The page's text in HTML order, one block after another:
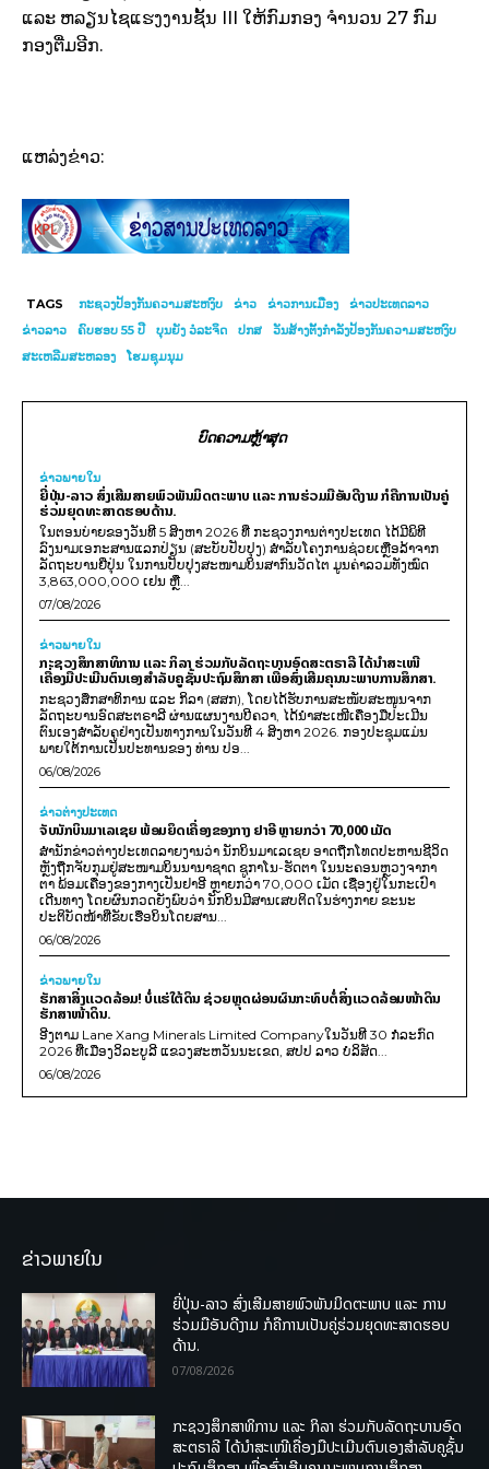
ແລະ ຫລຽນໄຊແຮງງານຊັ້ນ III ​ ໃຫ້ກົມກອງ ຈໍານວນ 27 ກົມ
ກອງຕື່ມອີກ.
ແຫລ່ງຂ່າວ:
TAGS ກະຊວງປ້ອງກັນຄວາມສະຫງົບ ຂ່າວ ຂ່າວການເມືອງ
ຂ່າວປະເທດລາວ
ຂ່າວລາວ
ຄົບຮອບ 55 ປີ ບຸນຍັງ ວໍລະຈິດ ປກສ
ວັນສ້າງຕັ້ງກຳລັງປ້ອງກັນຄວາມສະຫງົບ
ສະເຫລີມສະຫລອງ
ໂຮມຊຸມນຸມ
ບົດຄວາມຫຼ້າສຸດ
ຂ່າວພາຍ​ໃນ
ຍີ່ປຸ່ນ-ລາວ ສົ່ງເສີມສາຍພົວພັນມິດຕະພາບ ແລະ ການຮ່ວມມືອັນດີງາມ ກໍຄືການເປັນຄູ່
ຮ່ວມຍຸດທະສາດຮອບດ້ານ.
ໃນຕອນບ່າຍຂອງວັນທີ 5 ສິງຫາ 2026 ທີ່ ກະຊວງການຕ່າງປະເທດ ໄດ້ມີພິທີ
ລົງນາມເອກະສານແລກປ່ຽນ (ສະບັບປັບປຸງ) ສໍາລັບໂຄງການຊ່ວຍເຫຼືອລ້າຈາກ
ລັດຖະບານຍີ່ປຸ່ນ ໃນການປັບປຸງສະໜາມບິນສາກົນວັດໄຕ ມູນຄ່າລວມທັງໝົດ
3,863,000,000 ເຢນ ຫຼື...
07/08/2026
ຂ່າວພາຍ​ໃນ
ກະຊວງສຶກສາທິການ ແລະ ກິລາ ຮ່ວມກັບລັດຖະບານອົດສະຕຣາລີ ໄດ້ນຳສະເໜີ
ເຄື່ອງມືປະເມີນຕົນເອງສຳລັບຄູຊັ້ນປະຖົມສຶກສາ ເພື່ອສົ່ງເສີມຄຸນນະພາບການສຶກສາ.
ກະຊວງສຶກສາທິການ ແລະ ກິລາ (ສສກ), ໂດຍໄດ້ຮັບການສະໜັບສະໜູນຈາກ
ລັດຖະບານອົດສະຕຣາລີ ຜ່ານແຜນງານບີຄວາ, ໄດ້ນຳສະເໜີເຄື່ອງມືປະເມີນ
ຕົນເອງສຳລັບຄູຢ່າງເປັນທາງການໃນວັນທີ 4 ສິງຫາ 2026. ກອງປະຊຸມແມ່ນ
ພາຍໃຕ້ການເປັນປະທານຂອງ ທ່ານ ປອ...
06/08/2026
ຂ່າວຕ່າງປະເທດ
ຈັບນັກບິນມາເລເຊຍ ພ້ອມຍຶດເຄື່ອງຂອງກາງ ຢາອີ ຫຼາຍກວ່າ 70,000 ເມັດ
ສຳນັກຂ່າວຕ່າງປະເທດລາຍງານວ່າ ນັກບິນມາເລເຊຍ ອາດຖືກໂທດປະຫານຊີວິດ
ຫຼັງຖືກຈັບກຸມຢູ່ສະໜາມບິນນານາຊາດ ຊູກາໂນ-ຮັດຕາ ໃນນະຄອນຫຼວງຈາກາ
ຕາ ພ້ອມເຄື່ອງຂອງກາງເປັນຢາອີ ຫຼາຍກວ່າ 70,000 ເມັດ ເຊື່ອງຢູ່ໃນກະເປົາ
ເດີນທາງ ໂດຍຜົນກວດຍັງພົບວ່າ ນັກບິນມີສານເສບຕິດໃນຮ່າງກາຍ ຂະນະ
ປະຕິບັດໜ້າທີ່ຂັບເຮືອບິນໂດຍສານ...
06/08/2026
ຂ່າວພາຍ​ໃນ
ຮັກສາສິ່ງແວດລ້ອມ! ບໍ່ແຮ່ໃຕ້ດິນ ຊ່ວຍຫຼຸດຜ່ອນຜົນກະທົບຕໍ່ສິ່ງແວດລ້ອມໜ້າດິນ
ຮັກສາໜ້າດິນ.
ອີງຕາມ Lane Xang Minerals Limited Companyໃນວັນທີ 30 ກໍລະກົດ
2026 ທີ່ເມືອງວິລະບູລີ ແຂວງສະຫວັນນະເຂດ, ສປປ ລາວ ບໍລິສັດ...
06/08/2026
ຂ່າວພາຍໃນ
ຍີ່ປຸ່ນ-ລາວ ສົ່ງເສີມສາຍພົວພັນມິດຕະພາບ ແລະ ການ
ຮ່ວມມືອັນດີງາມ ກໍຄືການເປັນຄູ່ຮ່ວມຍຸດທະສາດຮອບ
ດ້ານ.
07/08/2026
ກະຊວງສຶກສາທິການ ແລະ ກິລາ ຮ່ວມກັບລັດຖະບານອົດ
ສະຕຣາລີ ໄດ້ນຳສະເໜີເຄື່ອງມືປະເມີນຕົນເອງສຳລັບຄູຊັ້ນ